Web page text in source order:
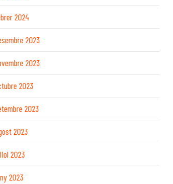
2024
2023
2023
2023
2023
2023
2023
2023